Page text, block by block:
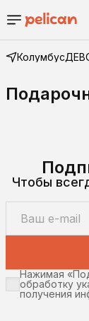
Колумбус
Чтобы
Нажимая
обработку
получения